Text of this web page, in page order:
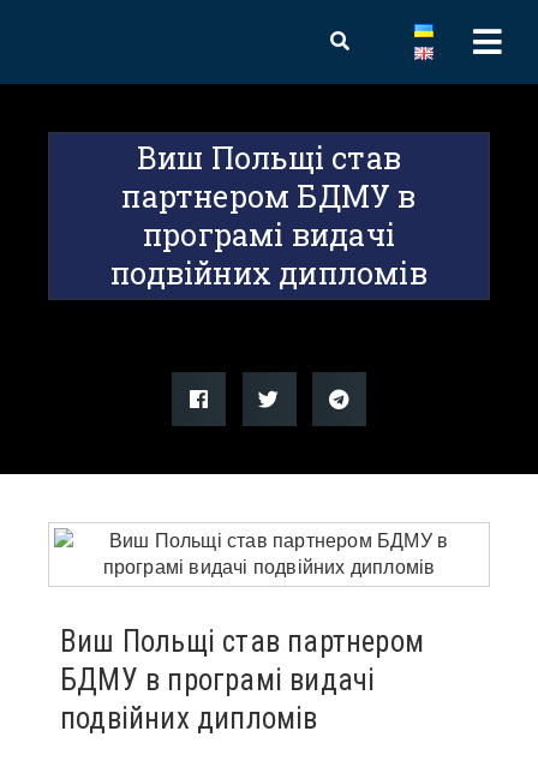
Виш Польщі став
партнером БДМУ в
програмі видачі
подвійних дипломів
Виш Польщі став партнером
БДМУ в програмі видачі
подвійних дипломів